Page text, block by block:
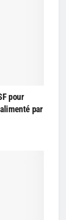
pour
par